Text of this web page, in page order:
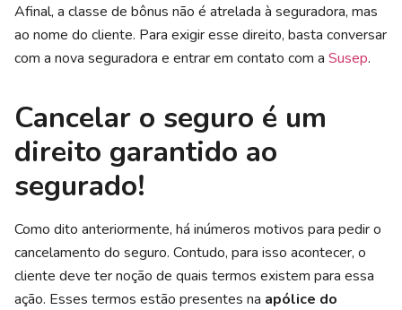
Afinal, a classe de bônus não é atrelada à seguradora, mas
ao nome do cliente. Para exigir esse direito, basta conversar
com a nova seguradora e entrar em contato com a Susep.
Cancelar o seguro é um
direito garantido ao
segurado!
Como dito anteriormente, há inúmeros motivos para pedir o
cancelamento do seguro. Contudo, para isso acontecer, o
cliente deve ter noção de quais termos existem para essa
ação. Esses termos estão presentes na apólice do